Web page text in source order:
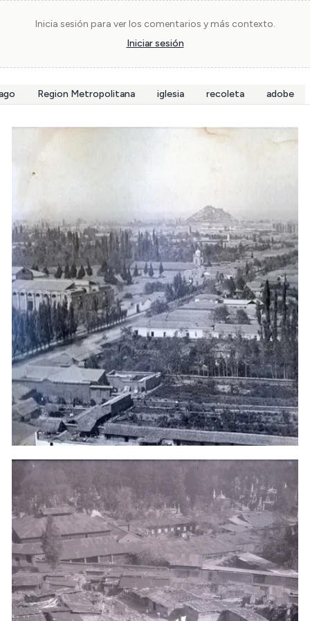
Inicia sesión para ver los comentarios y más contexto.
Iniciar sesión
Region Metropolitana iglesia recoleta adobe